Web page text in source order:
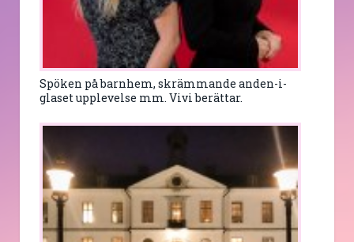
Spöken på barnhem, skrämmande anden-i-
glaset upplevelse mm. Vivi berättar.